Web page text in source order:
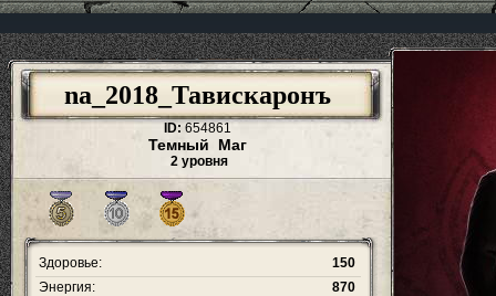
na_2018_Тавискаронъ
ID: 654861
Темный Маг
2 уровня
Здоровье:
150
Энергия:
870